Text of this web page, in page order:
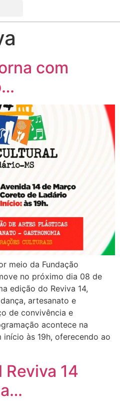
com
meio da Fundação
no próximo dia 08 de
edição do Reviva 14,
artesanato e
de convivência e
acontece na
início às 19h, oferecendo ao
14